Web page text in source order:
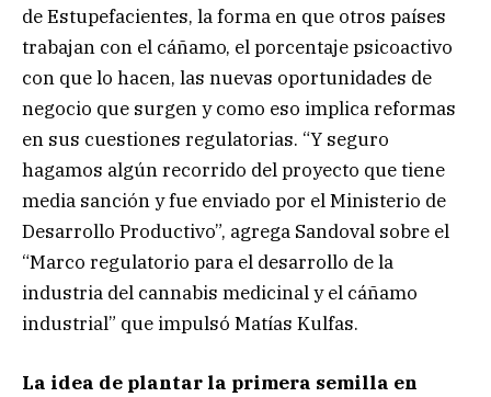
de Estupefacientes, la forma en que otros países
trabajan con el cáñamo, el porcentaje psicoactivo
con que lo hacen, las nuevas oportunidades de
negocio que surgen y como eso implica reformas
en sus cuestiones regulatorias. “Y seguro
hagamos algún recorrido del proyecto que tiene
media sanción y fue enviado por el Ministerio de
Desarrollo Productivo”, agrega Sandoval sobre el
“Marco regulatorio para el desarrollo de la
industria del cannabis medicinal y el cáñamo
industrial” que impulsó Matías Kulfas.
La idea de plantar la primera semilla en